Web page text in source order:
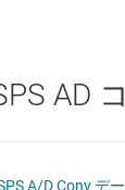
マイコン
AD
A/D Conv デ